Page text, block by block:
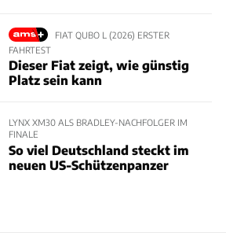
FIAT QUBO L (2026) ERSTER
FAHRTEST
Dieser Fiat zeigt, wie günstig
Platz sein kann
LYNX XM30 ALS BRADLEY-NACHFOLGER IM
FINALE
So viel Deutschland steckt im
neuen US-Schützenpanzer